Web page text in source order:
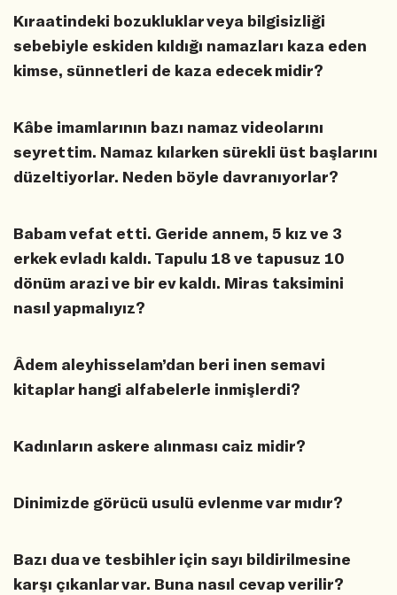
Kıraatindeki bozukluklar veya bilgisizliği
sebebiyle eskiden kıldığı namazları kaza eden
kimse, sünnetleri de kaza edecek midir?
Kâbe imamlarının bazı namaz videolarını
seyrettim. Namaz kılarken sürekli üst başlarını
düzeltiyorlar. Neden böyle davranıyorlar?
Babam vefat etti. Geride annem, 5 kız ve 3
erkek evladı kaldı. Tapulu 18 ve tapusuz 10
dönüm arazi ve bir ev kaldı. Miras taksimini
nasıl yapmalıyız?
Âdem aleyhisselam’dan beri inen semavi
kitaplar hangi alfabelerle inmişlerdi?
Kadınların askere alınması caiz midir?
Dinimizde görücü usulü evlenme var mıdır?
Bazı dua ve tesbihler için sayı bildirilmesine
karşı çıkanlar var. Buna nasıl cevap verilir?